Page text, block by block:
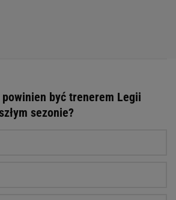
powinien być trenerem Legii
sezonie?